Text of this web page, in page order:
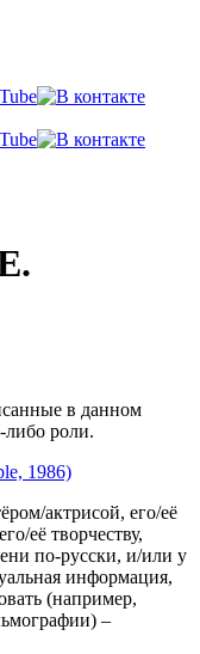
в данном
либо роли.
1986)
актрисой, его/её
её творчеству,
по-русски, и/или у
информация,
(например,
–